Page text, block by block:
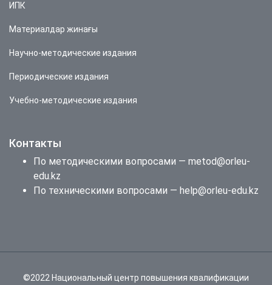
ИПК
Материалдар жинағы
Научно-методические издания
Периодические издания
Учебно-методические издания
Контакты
По методическими вопросами — metod@orleu-
edu.kz
По техническими вопросами — help@orleu-edu.kz
©2022 Национальный центр повышения квалификации